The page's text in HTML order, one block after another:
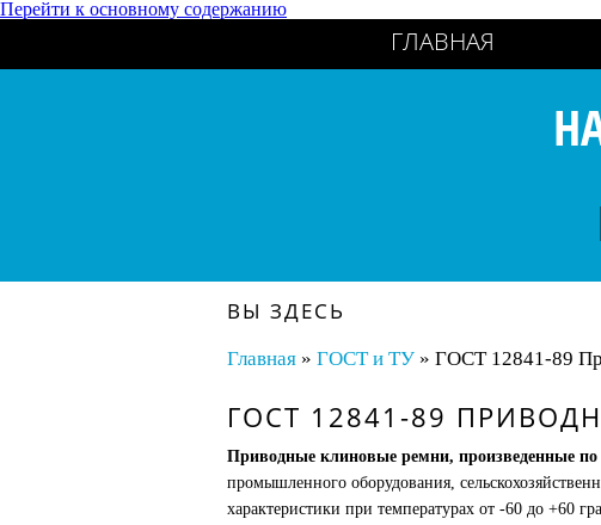
Перейти к основному содержанию
ГЛАВНАЯ
ВЫ ЗДЕСЬ
Главная» ГОСТ и ТУ» ГОСТ 12841-89
ГОСТ 12841-89
Приводные клиновые ремни, произведенные по
промышленного оборудования,
характеристики при температурах от -60 до +60